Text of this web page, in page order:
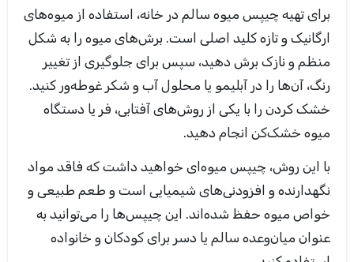
برای تهیه چیپس میوه سالم در خانه، استفاده از میوه‌های
ارگانیک و تازه کلید اصلی است. برش‌های میوه را به شکل
منظم و نازک برش دهید، سپس برای جلوگیری از تغییر
رنگ، آن‌ها را در آبلیمو یا محلول آب و شکر غوطه‌ور کنید.
خشک کردن را با یکی از روش‌های آفتابی، فر یا دستگاه
میوه خشک‌کن انجام دهید.
با این روش، چیپس میوه‌ای خواهید داشت که فاقد مواد
نگهدارنده و افزودنی‌های شیمیایی است و طعم طبیعی و
خواص میوه حفظ شده‌اند. این چیپس‌ها را می‌توانید به
عنوان میان‌وعده سالم یا دسر برای کودکان و خانواده